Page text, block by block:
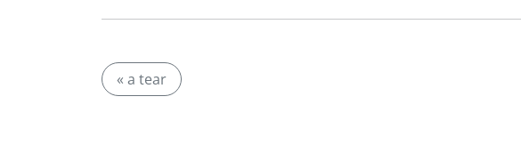
« a tear